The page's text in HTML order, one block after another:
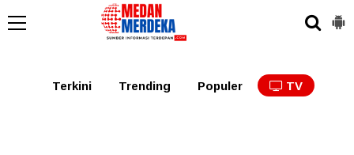
Tabagsel Tapanuli
Terkini Trending Populer TV